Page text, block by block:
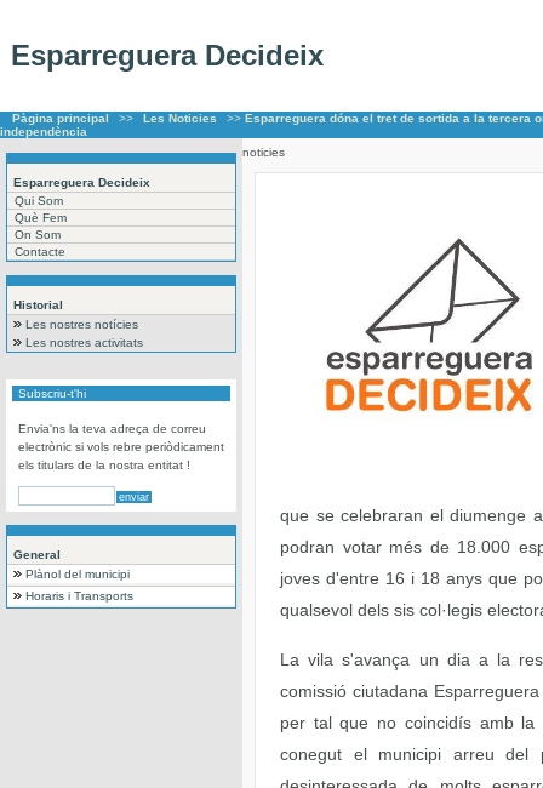
Esparreguera Decideix
Pàgina principal >> Les Noticies >> Esparreguera dóna el tret de sortida a la tercera
independència
Esparreguera Decideix
Qui Som
Què Fem
On Som
Contacte
Historial
Les nostres notícies
Les nostres activitats
Subscriu-t'hi
Envia'ns la teva adreça de correu
electrònic si vols rebre periòdicament
els titulars de la nostra entitat !
General
Plànol del municipi
Horaris i Transports
noticies
que se celebraran el diumenge
podran votar més de 18.000
joves d'entre 16 i 18 anys que
qualsevol dels sis col·legis
La vila s'avança un dia a la
comissió ciutadana
per tal que no coincidís amb la
conegut el municipi arreu del